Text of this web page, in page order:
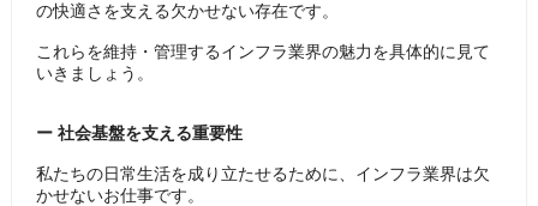
の快適さを支える欠かせない存在です。
これらを維持・管理するインフラ業界の魅力を具体的に見て
いきましょう。
ー 社会基盤を支える重要性
私たちの日常生活を成り立たせるために、インフラ業界は欠
かせないお仕事です。